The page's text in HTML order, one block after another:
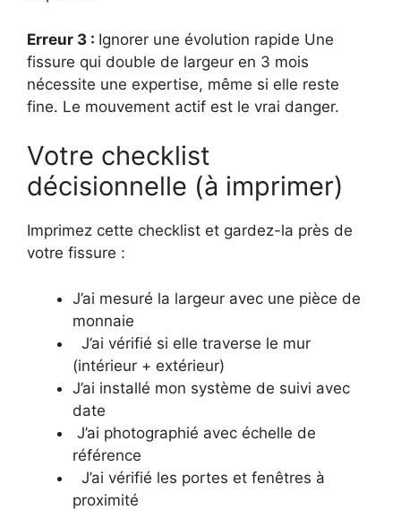
Erreur 3 : Ignorer une évolution rapide Une
fissure qui double de largeur en 3 mois
nécessite une expertise, même si elle reste
fine. Le mouvement actif est le vrai danger.
Votre checklist
décisionnelle (à imprimer)
Imprimez cette checklist et gardez-la près de
votre fissure :
J’ai mesuré la largeur avec une pièce de
monnaie
J’ai vérifié si elle traverse le mur
(intérieur + extérieur)
J’ai installé mon système de suivi avec
date
J’ai photographié avec échelle de
référence
J’ai vérifié les portes et fenêtres à
proximité